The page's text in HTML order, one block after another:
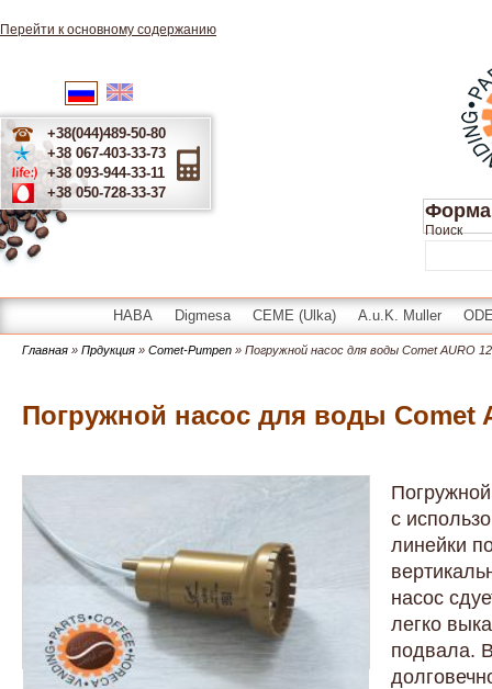
Перейти к основному содержанию
Русский
+38(044)489-50-80
+38 067-403-33-73
+38 093-944-33-11
+38 050-728-33-37
Форма
Поиск
HABA Digmesa CEME (Ulka) A.u.K. Muller
Главная » Прдукция » Comet-Pumpen » Погружной насос для воды Comet AURO
Погружной насос для воды Comet
с
линейки
насос
легко
подвала.